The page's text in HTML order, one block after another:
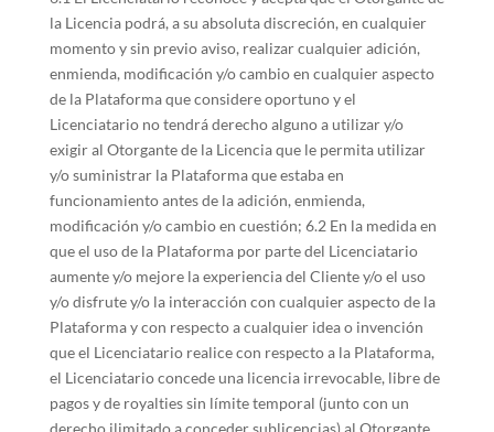
la Licencia podrá, a su absoluta discreción, en cualquier
momento y sin previo aviso, realizar cualquier adición,
enmienda, modificación y/o cambio en cualquier aspecto
de la Plataforma que considere oportuno y el
Licenciatario no tendrá derecho alguno a utilizar y/o
exigir al Otorgante de la Licencia que le permita utilizar
y/o suministrar la Plataforma que estaba en
funcionamiento antes de la adición, enmienda,
modificación y/o cambio en cuestión; 6.2 En la medida en
que el uso de la Plataforma por parte del Licenciatario
aumente y/o mejore la experiencia del Cliente y/o el uso
y/o disfrute y/o la interacción con cualquier aspecto de la
Plataforma y con respecto a cualquier idea o invención
que el Licenciatario realice con respecto a la Plataforma,
el Licenciatario concede una licencia irrevocable, libre de
pagos y de royalties sin límite temporal (junto con un
derecho ilimitado a conceder sublicencias) al Otorgante